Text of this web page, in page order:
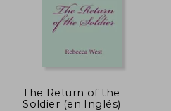
The Return of the
Soldier (en Inglés)